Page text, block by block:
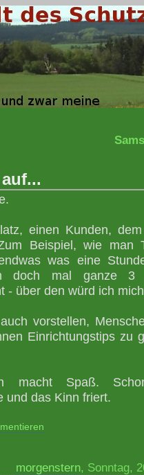
einen Kunden,
Beispiel, wie man
was eine
doch mal ganze 3
- über den würd ich
vorstellen,
Einrichtungstips zu
macht Spaß.
und das Kinn friert.
morgenstern, Sonntag,